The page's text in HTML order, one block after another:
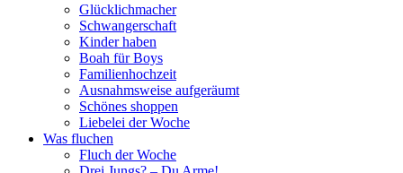
Glücklichmacher
Schwangerschaft
Kinder haben
Boah für Boys
Familienhochzeit
Ausnahmsweise aufgeräumt
Schönes shoppen
Liebelei der Woche
Was fluchen
Fluch der Woche